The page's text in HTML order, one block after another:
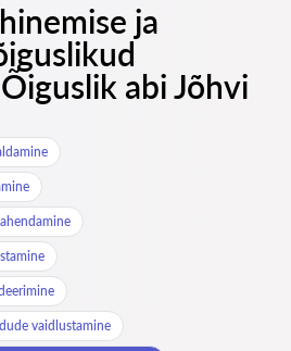
ja
abi Jõhvi
vaidlustamine